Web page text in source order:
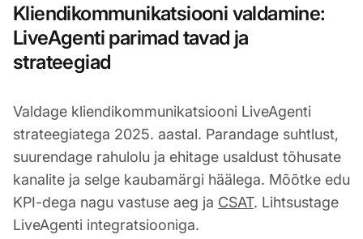
Kliendikommunikatsiooni valdamine:
LiveAgenti parimad tavad ja
strateegiad
Valdage kliendikommunikatsiooni LiveAgenti
strateegiatega 2025. aastal. Parandage suhtlust,
suurendage rahulolu ja ehitage usaldust tõhusate
kanalite ja selge kaubamärgi häälega. Mõõtke edu
KPI-dega nagu vastuse aeg ja CSAT. Lihtsustage
LiveAgenti integratsiooniga.